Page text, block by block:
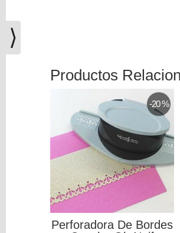
vacío
Sociales
Instagram
Facebook
Youtube
Productos
-20 %
Perforadora De Bordes
⟩